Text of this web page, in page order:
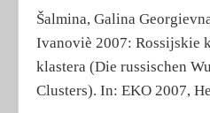
Šalmina, Galina
Ivanoviè 2007: Rossijskie
klastera (Die russischen
Clusters). In: EKO 2007,